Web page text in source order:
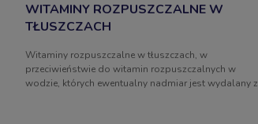
WITAMINY ROZPUSZCZALNE W
TŁUSZCZACH
Witaminy rozpuszczalne w tłuszczach, w
przeciwieństwie do witamin rozpuszczalnych w
wodzie, których ewentualny nadmiar jest wydalany z